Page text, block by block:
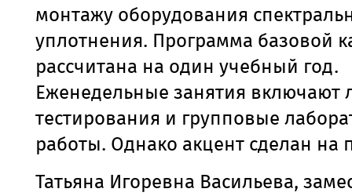
монтажу оборудования
уплотнения. Программа базовой
рассчитана на один учебный год.
Еженедельные занятия включают
тестирования и групповые
работы. Однако акцент сделан на
Татьяна Игоревна Васильева,